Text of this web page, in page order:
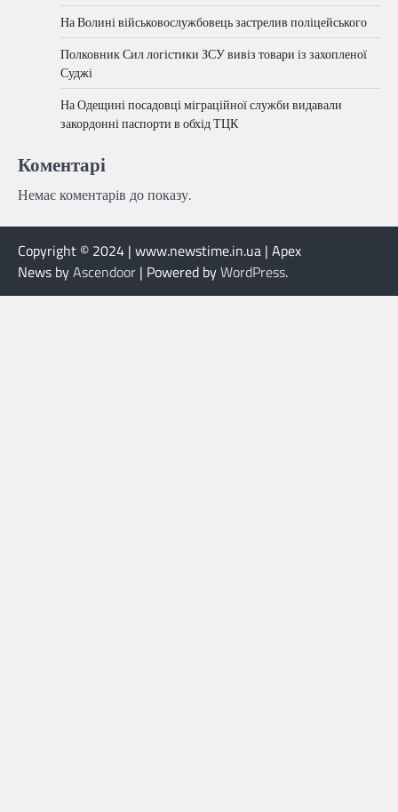
На Волині військовослужбовець застрелив поліцейського
Полковник Сил логістики ЗСУ вивіз товари із захопленої
Суджі
На Одещині посадовці міграційної служби видавали
закордонні паспорти в обхід ТЦК
Коментарі
Немає коментарів до показу.
Copyright © 2024 | www.newstime.in.ua | Apex
News byAscendoor | Powered byWordPress.